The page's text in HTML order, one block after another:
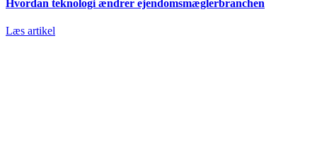
Hvordan teknologi ændrer ejendomsmæglerbranchen
Læs artikel